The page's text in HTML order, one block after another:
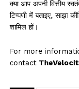
क्या आप अपनी वित्तीय
टिप्पणी में बताइए, साझा
शामिल हों।
For more
contact